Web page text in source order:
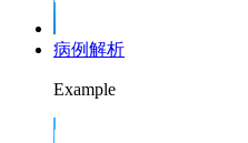
病例解析
Example